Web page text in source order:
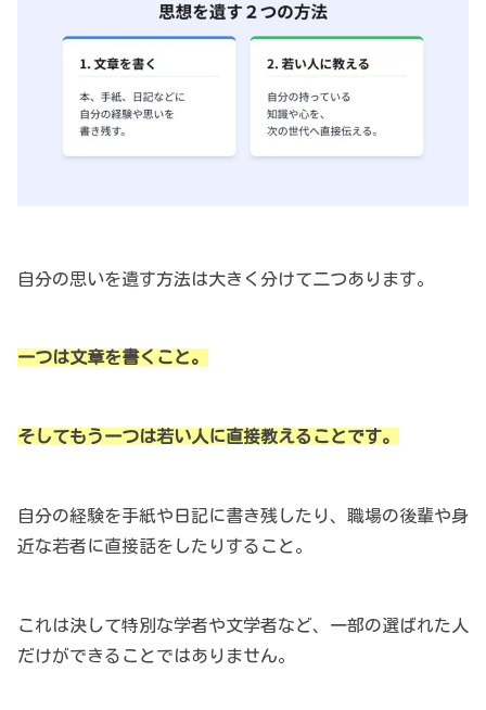
自分の思いを遺す方法は大きく分けて二つあります。
一つは文章を書くこと。
そしてもう一つは若い人に直接教えることです。
自分の経験を手紙や日記に書き残したり、職場の後輩や身
近な若者に直接話をしたりすること。
これは決して特別な学者や文学者など、一部の選ばれた人
だけができることではありません。